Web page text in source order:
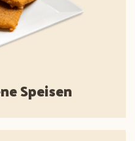
Speisen